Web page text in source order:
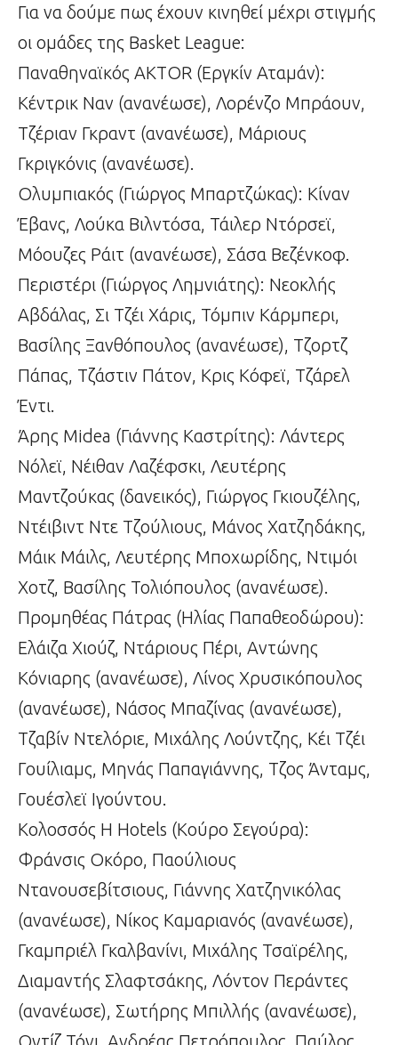
Για να δούμε πως έχουν κινηθεί μέχρι στιγμής
οι ομάδες της Basket League:
Παναθηναϊκός AKTOR (Εργκίν Αταμάν):
Κέντρικ Ναν (ανανέωσε), Λορένζο Μπράουν,
Τζέριαν Γκραντ (ανανέωσε), Μάριους
Γκριγκόνις (ανανέωσε).
Ολυμπιακός (Γιώργος Μπαρτζώκας): Κίναν
Έβανς, Λούκα Βιλντόσα, Τάιλερ Ντόρσεϊ,
Μόουζες Ράιτ (ανανέωσε), Σάσα Βεζένκοφ.
Περιστέρι (Γιώργος Λημνιάτης): Νεοκλής
Αβδάλας, Σι Τζέι Χάρις, Τόμπιν Κάρμπερι,
Βασίλης Ξανθόπουλος (ανανέωσε), Τζορτζ
Πάπας, Τζάστιν Πάτον, Κρις Κόφεϊ, Τζάρελ
Έντι.
Άρης Midea (Γιάννης Καστρίτης): Λάντερς
Νόλεϊ, Νέιθαν Λαζέφσκι, Λευτέρης
Μαντζούκας (δανεικός), Γιώργος Γκιουζέλης,
Ντέιβιντ Ντε Τζούλιους, Μάνος Χατζηδάκης,
Μάικ Μάιλς, Λευτέρης Μποχωρίδης, Ντιμόι
Χοτζ, Βασίλης Τολιόπουλος (ανανέωσε).
Προμηθέας Πάτρας (Ηλίας Παπαθεοδώρου):
Ελάιζα Χιούζ, Ντάριους Πέρι, Αντώνης
Κόνιαρης (ανανέωσε), Λίνος Χρυσικόπουλος
(ανανέωσε), Νάσος Μπαζίνας (ανανέωσε),
Τζαβίν Ντελόριε, Μιχάλης Λούντζης, Κέι Τζέι
Γουίλιαμς, Μηνάς Παπαγιάννης, Τζος Άνταμς,
Γουέσλεϊ Ιγούντου.
Κολοσσός H Hotels (Κούρο Σεγούρα):
Φράνσις Οκόρο, Παούλιους
Ντανουσεβίτσιους, Γιάννης Χατζηνικόλας
(ανανέωσε), Νίκος Καμαριανός (ανανέωσε),
Γκαμπριέλ Γκαλβανίνι, Μιχάλης Τσαϊρέλης,
Διαμαντής Σλαφτσάκης, Λόντον Περάντες
(ανανέωσε), Σωτήρης Μπιλλής (ανανέωσε),
Οντίζ Τόνι, Ανδρέας Πετρόπουλος, Παύλος